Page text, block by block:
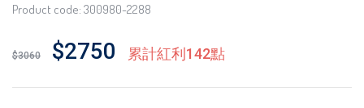
Product code: 300980-2288
$3060 $2750 累計紅利142點